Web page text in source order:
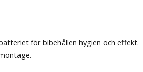
för bibehållen hygien och effekt.